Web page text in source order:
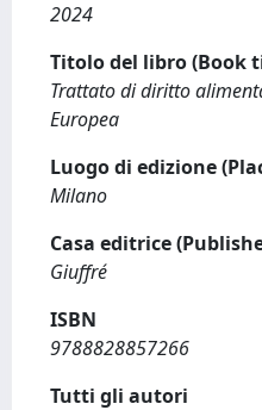
2024
Titolo del libro (Book
Trattato di diritto
Europea
Luogo di edizione
Milano
Casa editrice
Giuffré
ISBN
9788828857266
Tutti gli autori